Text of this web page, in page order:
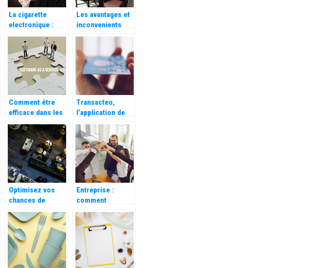
La cigarette
electronique :
Quels avantages ?
Les avantages et
inconvenients
d’ouvrir une
chambre d’hotes
Comment être
efficace dans les
ressources
humaines ?
Transacteo,
l’application de
paiement qui
simplifie vos
transactions
Optimisez vos
chances de
gagner encore
plus avec votre
hotel !
Entreprise :
comment
remotiver vos
collaborateurs ?